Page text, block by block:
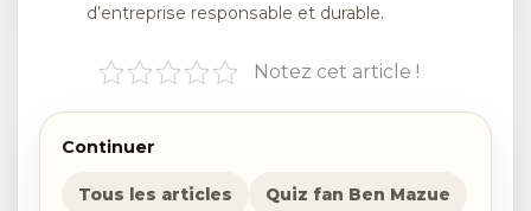
d’entreprise responsable et durable.
Notez cet article !
Continuer
Tous les articles Quiz fan Ben Mazue